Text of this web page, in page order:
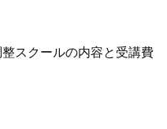
スクールの内容と受講費